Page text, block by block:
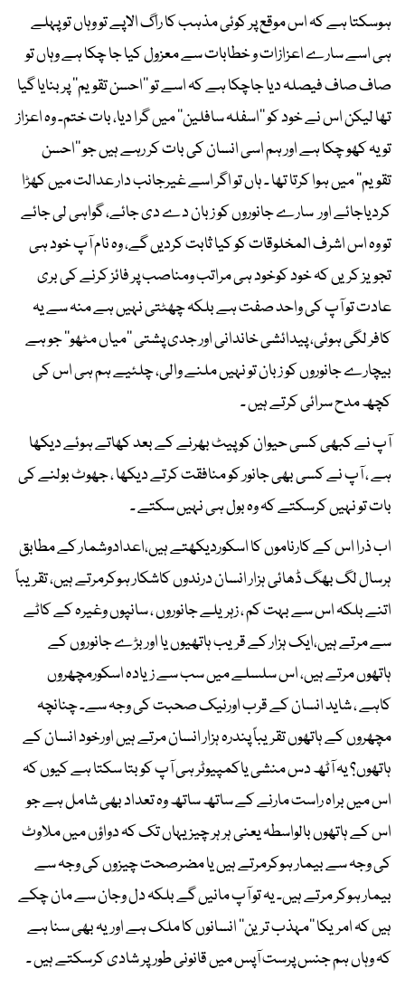
ہوسکتا ہے کہ اس موقع پر کوئی مذہب کا راگ الاپے تو وہاں تو پہلے
ہی اسے سارے اعزازات و خطابات سے معزول کیا جا چکا ہے وہاں تو
صاف صاف فیصلہ دیا جاچکا ہے کہ اسے تو ’’احسن تقویم‘‘ پر بنایا گیا
تھا لیکن اس نے خود کو ’’اسفلہ سافلین‘‘ میں گرا دیا، بات ختم۔ وہ اعزاز
تو یہ کھو چکا ہے اور ہم اسی انسان کی بات کر رہے ہیں جو ’’احسن
تقویم‘‘ میں ہوا کرتا تھا ۔ ہاں تو اگر اسے غیرجانب دار عدالت میں کھڑا
کردیاجائے اور سارے جانوروں کو زبان دے دی جائے، گواہی لی جائے
تو وہ اس اشرف المخلوقات کو کیا ثابت کردیں گے، وہ نام آپ خود ہی
تجویز کریں کہ خود کوخود ہی مراتب ومناصب پر فائز کرنے کی بری
عادت تو آپ کی واحد صفت ہے بلکہ چھٹتی نہیں ہے منہ سے یہ
کافر لگی ہوئی، پیدائشی خاندانی اور جدی پشتی ’’میاں مٹھو‘‘ جو ہے
بیچارے جانوروں کو زبان تو نہیں ملنے والی، چلئیے ہم ہی اس کی
کچھ مدح سرائی کرتے ہیں ۔
آپ نے کبھی کسی حیوان کو پیٹ بھرنے کے بعد کھاتے ہوئے دیکھا
ہے ، آپ نے کسی بھی جانور کو منافقت کرتے دیکھا ، جھوٹ بولنے کی
بات تو نہیں کرسکتے کہ وہ بول ہی نہیں سکتے ۔
اب ذرا اس کے کارناموں کا اسکوردیکھتے ہیں،اعدادوشمار کے مطابق
ہرسال لگ بھگ ڈھائی ہزار انسان درندوں کاشکار ہوکرمرتے ہیں، تقریباً
اتنے بلکہ اس سے بہت کم ، زہریلے جانوروں ، سانپوں وغیرہ کے کاٹے
سے مرتے ہیں،ایک ہزار کے قریب ہاتھیوں یا اوربڑے جانوروں کے
ہاتھوں مرتے ہیں، اس سلسلے میں سب سے زیادہ اسکورمچھروں
کاہے ، شاید انسان کے قرب اورنیک صحبت کی وجہ سے۔ چنانچہ
مچھروں کے ہاتھوں تقریباً پندرہ ہزار انسان مرتے ہیں اورخود انسان کے
ہاتھوں؟ یہ آٹھ دس منشی یاکمپیوٹر ہی آپ کو بتا سکتا ہے کیوں کہ
اس میں براہ راست مارنے کے ساتھ ساتھ وہ تعداد بھی شامل ہے جو
اس کے ہاتھوں بالواسطہ یعنی ہر ہر چیز یہاں تک کہ دواؤں میں ملاوٹ
کی وجہ سے بیمار ہوکرمرتے ہیں یا مضرصحت چیزوں کی وجہ سے
بیمار ہوکر مرتے ہیں۔ یہ تو آپ مانیں گے بلکہ دل وجان سے مان چکے
ہیں کہ امریکا ’’مہذب ترین‘‘ انسانوں کا ملک ہے اوریہ بھی سنا ہے
کہ وہاں ہم جنس پرست آپس میں قانونی طورپر شادی کرسکتے ہیں ۔